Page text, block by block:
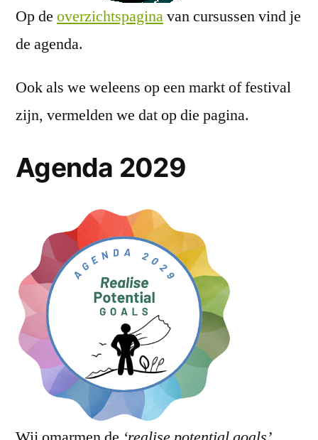
Op de overzichtspaginavan cursussen vind je
de agenda.
Ook als we weleens op een markt of festival
zijn, vermelden we dat op die pagina.
Agenda 2029